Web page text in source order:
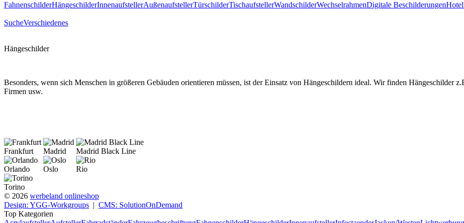
FahnenschilderHängeschilderInnenaufstellerAußenaufstellerTürschilderTischaufstellerWandschilderWechselrahmenDigitale Beschilderungen
SucheVerschiedenes
Hängeschilder
Besonders, wenn sich Menschen in größeren Gebäuden orientieren müssen, ist der Einsatz von Hängeschildern ideal. Wir finden
Firmen usw.
Frankfurt Madrid Madrid Black Line
Orlando Oslo Rio
Torino
© 2026 werbeland onlineshop
Design: YGG-Workgroups | CMS: SolutionOnDemand
Top Kategorien